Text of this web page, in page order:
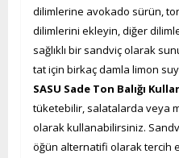
dilimlerine avokado sürün, ton
dilimlerini ekleyin, diğer
sağlıklı bir sandviç olarak
tat için birkaç damla limon
SASU Sade Ton Balığı
tüketebilir, salatalarda veya
olarak kullanabilirsiniz.
öğün alternatifi olarak tercih